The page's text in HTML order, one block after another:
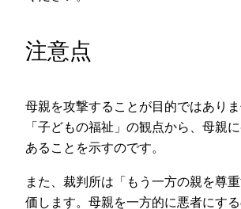
注意点
母親を攻撃することが目的ではあり
「子どもの福祉」の観点から、母親
あることを示すのです。
また、裁判所は「もう一方の親を尊
価します。母親を一方的に悪者にする